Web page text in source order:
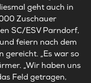
geht auch in
Zuschauer
SC/ESV Parndorf,
feiern nach dem
gereicht. „Es war so
„Wir haben uns
Feld getragen,